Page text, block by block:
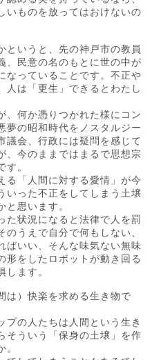
いものを放ってはおけないの
というと、先の神戸市の教員
、民意の名のもとに世の中が
なっていることです。不正や
人は「更生」できるとわたし
、何か憑りつかれた様にコン
夢の昭和時代をノスタルジー
議会、行政には疑問を感じて
、今のままではまるで思想宗
す。
る「人間に対する愛情」が今
いった不正をしてしまう土壌
と思います。
た状況になると法律で人を罰
うえで自分で何もしない、
ばいい、そんな味気ない無味
形をしたロボットが動き回る
します。
は）快楽を求める生き物で
プの人たちは人間という生き
そういう「保身の土壌」を作
。